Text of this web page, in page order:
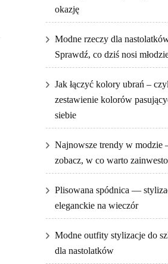
okazję
Modne rzeczy dla
Sprawdź, co dziś nosi
Jak łączyć kolory ubrań –
zestawienie kolorów
siebie
Najnowsze trendy w
zobacz, w co warto
Plisowana spódnica —
eleganckie na wieczór
Modne outfity stylizacje do
dla nastolatków